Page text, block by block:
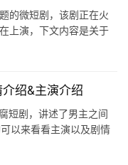
的微短剧，该剧正在火
上演，下文内容是关于
绍&主演介绍
短剧，讲述了男主之间
以来看看主演以及剧情